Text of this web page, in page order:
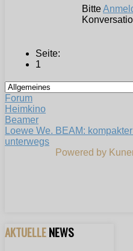
Bitte
Seite:
1
Forum
Heimkino
Beamer
Loewe We. BEAM:
unterwegs
Powered by
AKTUELLENEWS